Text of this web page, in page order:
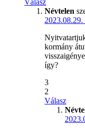
Névtelen
2023.08.29.
kormány
így?
3
2
Válasz